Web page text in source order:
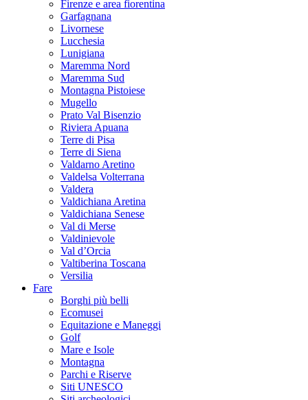
Firenze e area fiorentina
Garfagnana
Livornese
Lucchesia
Lunigiana
Maremma Nord
Maremma Sud
Montagna Pistoiese
Mugello
Prato Val Bisenzio
Riviera Apuana
Terre di Pisa
Terre di Siena
Valdarno Aretino
Valdelsa Volterrana
Valdera
Valdichiana Aretina
Valdichiana Senese
Val di Merse
Valdinievole
Val d’Orcia
Valtiberina Toscana
Versilia
Fare
Borghi più belli
Ecomusei
Equitazione e Maneggi
Golf
Mare e Isole
Montagna
Parchi e Riserve
Siti UNESCO